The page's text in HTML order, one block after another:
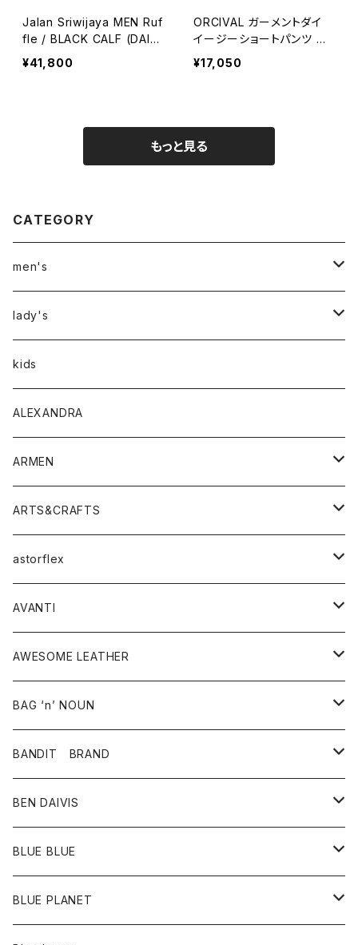
Jalan Sriwijaya MEN Ruf
fle / BLACK CALF (DAINI
TE SOLE)
¥41,800
ORCIVAL ガーメントダイ
イージーショートパンツ ME
N
¥17,050
もっと見る
CATEGORY
men's
アウター
トップス
Tシャツ
シャツ
ボトムス
lady's
アウター
トップス
Tシャツ・カットソー
シャツ・ブラウス
ボトムス
パンツ
スカート
ワンピース・オールインワン
バッグ
シューズ
アクセサリー
その他雑貨
kids
ALEXANDRA
ARMEN
アウター
コート
ジャケット
トップス
ベスト
シャツ
ワンピース
ボトム
スカート
パンツ
グッズ
靴
ARTS&CRAFTS
アクセサリー
ウォレット
バッグ
astorflex
グッズ
靴
AVANTI
シャツ
AWESOME LEATHER
アウター
革ジャケット
BAG ‘n’ NOUN
アクセサリー
バッグ
ポーチ
BANDIT BRAND
トップス
Ｔシャツ
BEN DAIVIS
ポトム
パンツ
BLUE BLUE
アウター
BLUE PLANET